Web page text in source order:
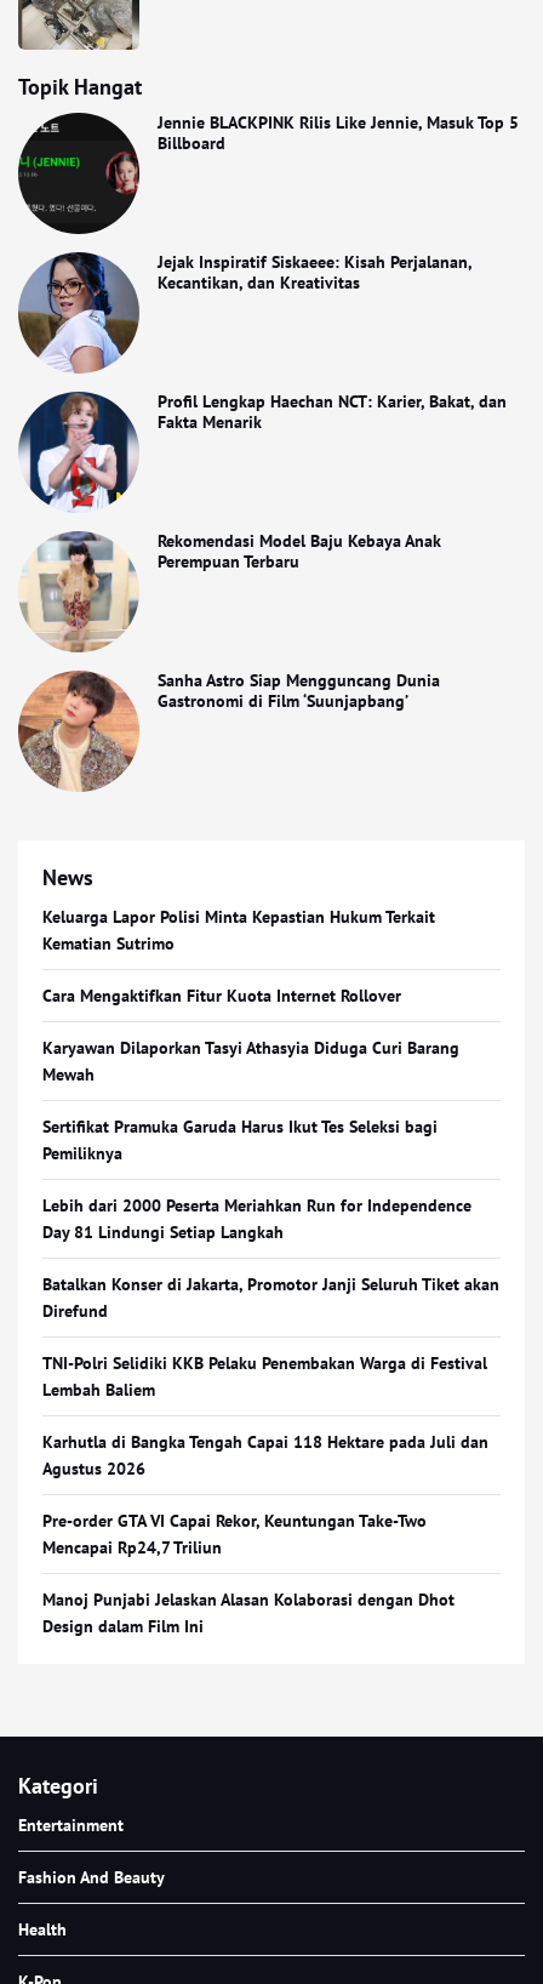
Topik Hangat
Jennie BLACKPINK Rilis Like Jennie, Masuk Top 5
Billboard
Jejak Inspiratif Siskaeee: Kisah Perjalanan,
Kecantikan, dan Kreativitas
Profil Lengkap Haechan NCT: Karier, Bakat, dan
Fakta Menarik
Rekomendasi Model Baju Kebaya Anak
Perempuan Terbaru
Sanha Astro Siap Mengguncang Dunia
Gastronomi di Film ‘Suunjapbang’
News
Keluarga Lapor Polisi Minta Kepastian Hukum Terkait
Kematian Sutrimo
Cara Mengaktifkan Fitur Kuota Internet Rollover
Karyawan Dilaporkan Tasyi Athasyia Diduga Curi Barang
Mewah
Sertifikat Pramuka Garuda Harus Ikut Tes Seleksi bagi
Pemiliknya
Lebih dari 2000 Peserta Meriahkan Run for Independence
Day 81 Lindungi Setiap Langkah
Batalkan Konser di Jakarta, Promotor Janji Seluruh Tiket akan
Direfund
TNI-Polri Selidiki KKB Pelaku Penembakan Warga di Festival
Lembah Baliem
Karhutla di Bangka Tengah Capai 118 Hektare pada Juli dan
Agustus 2026
Pre-order GTA VI Capai Rekor, Keuntungan Take-Two
Mencapai Rp24,7 Triliun
Manoj Punjabi Jelaskan Alasan Kolaborasi dengan Dhot
Design dalam Film Ini
Kategori
Entertainment
Fashion And Beauty
Health